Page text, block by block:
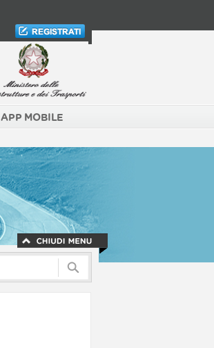
APP MOBILE